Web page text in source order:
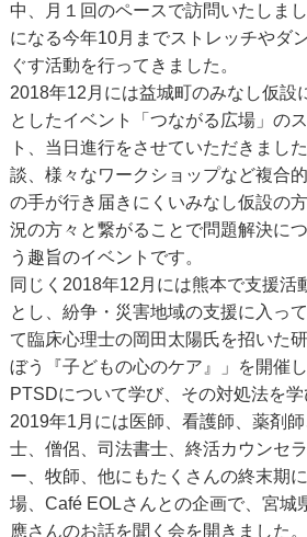
中、月１回のペースで訪問いたしま
になる今年10月までストレッチやダ
ぐす活動を行ってきました。
2018年12月には益城町のみなし仮設
としたイベント「つながる広場」の
ト、当日進行をさせていただきまし
談、様々なワークショップなど複合
の手が行き届きにくいみなし仮設の
況の方々と繋がることで問題解決に
う趣旨のイベントです。
同じく2018年12月には熊本で支援活
とし、紛争・災害地域の支援に入っ
て臨床心理士の岡田太陽氏を招いた
ぼう『子どもの心のケア』」を開催
PTSDについて学び、その対処法を学
2019年1月には医師、看護師、薬剤
士、僧侶、司法書士、終活カウンセ
ー、牧師、他にもたくさんの終末期
場、Café EOLさんとの企画で、宮城
應さんのお話を聞く会を開きました